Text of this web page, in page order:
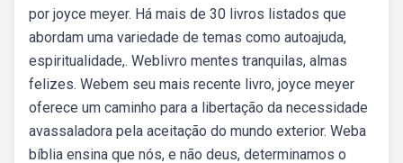
por joyce meyer. Há mais de 30 livros listados que
abordam uma variedade de temas como autoajuda,
espiritualidade,. Weblivro mentes tranquilas, almas
felizes. Webem seu mais recente livro, joyce meyer
oferece um caminho para a libertação da necessidade
avassaladora pela aceitação do mundo exterior. Weba
bíblia ensina que nós, e não deus, determinamos o